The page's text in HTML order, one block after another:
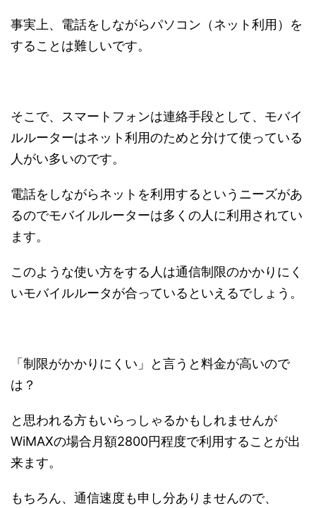
事実上、電話をしながらパソコン（ネット利用）を
することは難しいです。
そこで、スマートフォンは連絡手段として、モバイ
ルルーターはネット利用のためと分けて使っている
人がい多いのです。
電話をしながらネットを利用するというニーズがあ
るのでモバイルルーターは多くの人に利用されてい
ます。
このような使い方をする人は通信制限のかかりにく
いモバイルルータが合っているといえるでしょう。
「制限がかかりにくい」と言うと料金が高いので
は？
と思われる方もいらっしゃるかもしれませんが
WiMAXの場合月額2800円程度で利用することが出
来ます。
もちろん、通信速度も申し分ありませんので、